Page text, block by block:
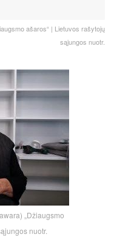
ašaros“ | Lietuvos rašytojų
sąjungos nuotr.
„Džiaugsmo
nuotr.